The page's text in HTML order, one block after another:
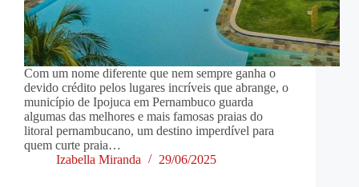
Com um nome diferente que nem sempre ganha o
devido crédito pelos lugares incríveis que abrange, o
município de Ipojuca em Pernambuco guarda
algumas das melhores e mais famosas praias do
litoral pernambucano, um destino imperdível para
quem curte praia…
Izabella Miranda
29/06/2025